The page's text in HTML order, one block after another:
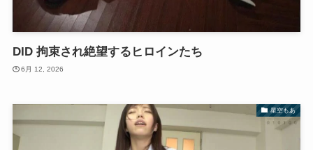
DID 拘束され絶望するヒロインたち
6月 12, 2026
星空もあ